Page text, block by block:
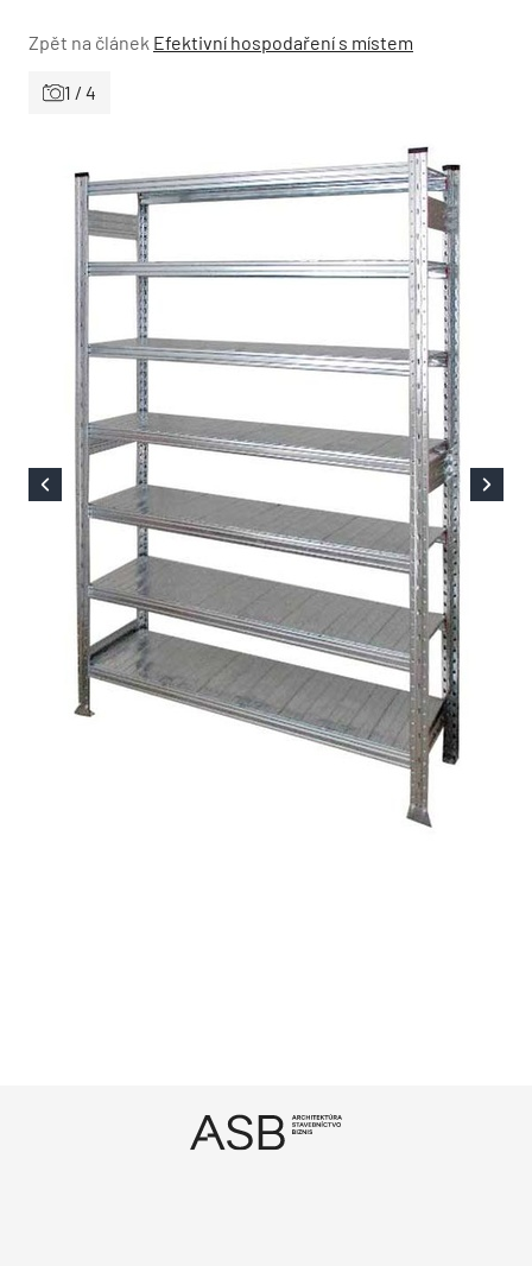
Zpět na článek Efektivní hospodaření s místem
1 / 4